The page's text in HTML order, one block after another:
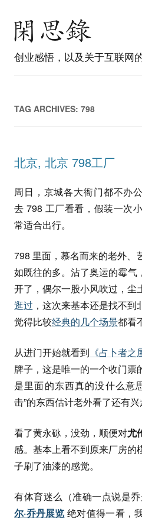
创业感悟，以及关于互联网
TAG ARCHIVES: 798
北京, 北京 798工厂
周日，京城各大衙门都不办
去 798 工厂看看，假装一次
常适合出行。
798 里面，慕名而来的老外、
如既往的多。沾了奥运的霉气
开了，偶尔一股小风吹过，尘
逛过 ，这次来基本还是找不
觉得比较经典的几个场景都看
从进门开始就看到 《占卜者之
牌子，这是唯一的一个收门票
是里面的东西真的没什么意
击”的东西估计老外看了还有兴
看了黄永砯，没劲，顺便对尤
感。基本上看不到原来厂房的
子刷了油漆的感觉。
有体育迷么（准确一点说是乔
尔·乔丹展览 绝对值得一看，